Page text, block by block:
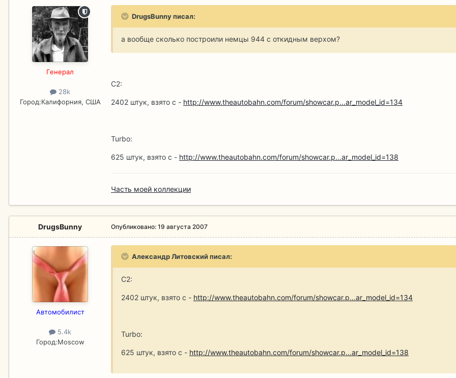
Гeнерал
28k
Город:Калифорния, США
DrugsBunny писал:
а вообще сколько построили немцы 944 с откидным верхом?
C2:
2402 штук, взято с - http://www.theautobahn.com/forum/showcar.p...ar_model_id=134
Turbo:
625 штук, взято с - http://www.theautobahn.com/forum/showcar.p...ar_model_id=138
Часть моей коллекции
DrugsBunny
Aвтомобилист
5.4k
Город:Moscow
Опубликовано: 19 августа 2007
Александр Литовский писал:
C2:
2402 штук, взято с - http://www.theautobahn.com/forum/showcar.p...ar_model_id=134
Turbo:
625 штук, взято с - http://www.theautobahn.com/forum/showcar.p...ar_model_id=138